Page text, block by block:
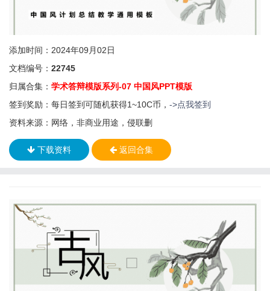
添加时间：2024年09月02日
文档编号： 22745
归属合集： 学术答辩模版系列-07 中国风PPT模版
签到奖励：每日签到可随机获得1~10C币， ->点我签到
资料来源：网络，非商业用途，侵联删
下载资料 返回合集